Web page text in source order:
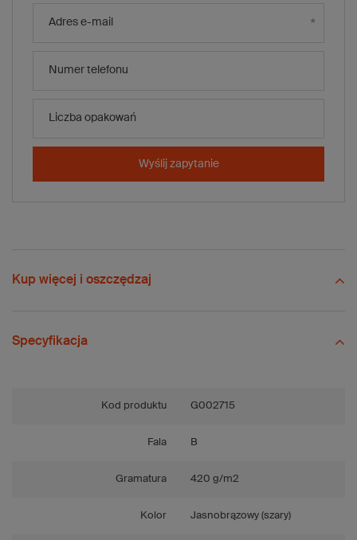
Adres e-mail
Numer telefonu
Liczba opakowań
Wyślij zapytanie
Cena regularna: 125,00 zł
Wysyłka
x 10 szt.
Dodaj do koszyka
Kup więcej i oszczędzaj
Specyfikacja
Kod produktu G002715
Fala B
Gramatura 420 g/m2
Kolor Jasnobrązowy (szary)